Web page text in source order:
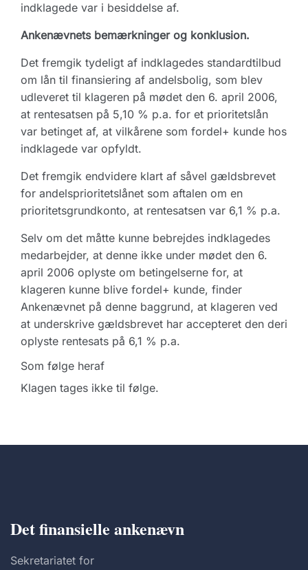
indklagede var i besiddelse af.
Ankenævnets bemærkninger og konklusion.
Det fremgik tydeligt af indklagedes standardtilbud
om lån til finansiering af andelsbolig, som blev
udleveret til klageren på mødet den 6. april 2006,
at rentesatsen på 5,10 % p.a. for et prioritetslån
var betinget af, at vilkårene som fordel+ kunde hos
indklagede var opfyldt.
Det fremgik endvidere klart af såvel gældsbrevet
for andelsprioritetslånet som aftalen om en
prioritetsgrundkonto, at rentesatsen var 6,1 % p.a.
Selv om det måtte kunne bebrejdes indklagedes
medarbejder, at denne ikke under mødet den 6.
april 2006 oplyste om betingelserne for, at
klageren kunne blive fordel+ kunde, finder
Ankenævnet på denne baggrund, at klageren ved
at underskrive gældsbrevet har accepteret den deri
oplyste rentesats på 6,1 % p.a.
Som følge heraf
Klagen tages ikke til følge.
Det finansielle ankenævn
Sekretariatet for